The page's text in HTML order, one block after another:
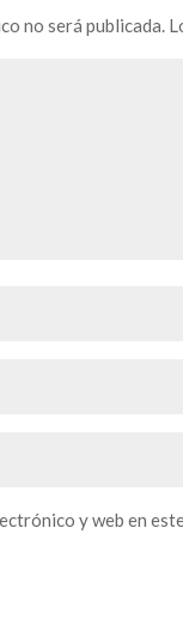
no será publicada.
y web en